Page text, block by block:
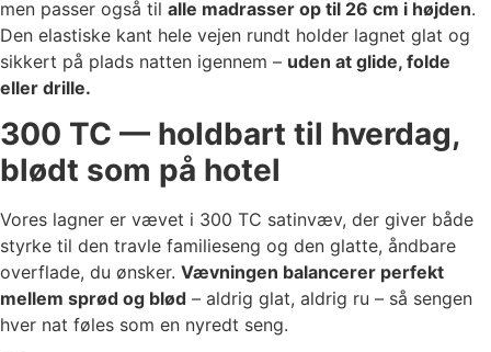
men passer også til alle madrasser op til 26 cm i højden.
Den elastiske kant hele vejen rundt holder lagnet glat og
sikkert på plads natten igennem – uden at glide, folde
eller drille.
300 TC — holdbart til hverdag,
blødt som på hotel
Vores lagner er vævet i 300 TC satinvæv, der giver både
styrke til den travle familieseng og den glatte, åndbare
overflade, du ønsker. Vævningen balancerer perfekt
mellem sprød og blød – aldrig glat, aldrig ru – så sengen
hver nat føles som en nyredt seng.